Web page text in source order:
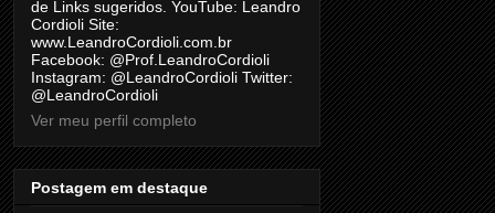
de Links sugeridos. YouTube: Leandro
Cordioli Site:
www.LeandroCordioli.com.br
Facebook: @Prof.LeandroCordioli
Instagram: @LeandroCordioli Twitter:
@LeandroCordioli
Ver meu perfil completo
Postagem em destaque